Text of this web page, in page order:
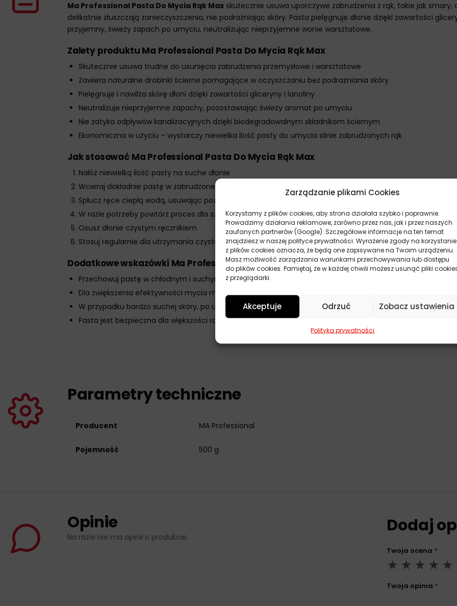
Zarządzanie plikami Cookies
Korzystamy z plików cookies, aby strona działała szybko i poprawnie.
Prowadzimy działania reklamowe, zarówno przez nas, jak i przez naszych
zaufanych partnerów (Google). Szczegółowe informacje na ten temat
znajdziesz w naszej polityce prywatności. Wyrażenie zgody na korzystanie
z plików cookies oznacza, że będą one zapisywane na Twoim urządzeniu.
Masz możliwość zarządzania warunkami przechowywania lub dostępu
do plików cookies. Pamiętaj, że w każdej chwili możesz usunąć pliki
z przeglądarki.
Akceptuje Odrzuć Zobacz ustawienia
Polityka prywatności
Ma Professional Pasta Do Mycia Rąk Max skutecznie usuwa uporczywe zabrudzenia z rąk, takie jak
delikatnie złuszczają zanieczyszczenia, nie podrażniając skóry. Pasta pielęgnuje dłonie dzięki zawartości
przyjemny, świeży zapach po umyciu, neutralizując nieprzyjemne wonie warsztatowe.
Zalety produktu Ma Professional Pasta Do Mycia Rąk Max
Skutecznie usuwa trudne do usunięcia zabrudzenia przemysłowe i warsztatowe
Zawiera naturalne drobinki ścierne pomagające w oczyszczaniu bez podrażniania skóry
Pielęgnuje i nawilża skórę dłoni dzięki zawartości gliceryny i lanoliny
Neutralizuje nieprzyjemne zapachy, pozostawiając świeży aromat po umyciu
Nie zatyka odpływów kanalizacyjnych dzięki biodegradowalnym składnikom ściernym
Ekonomiczna w użyciu – wystarczy niewielka ilość pasty do umycia silnie zabrudzonych rąk
Jak stosować Ma Professional Pasta Do Mycia Rąk Max
Nałóż niewielką ilość pasty na suche dłonie
Wcieraj dokładnie pastę w zabrudzone miejsca przez 30-60 sekund
Spłucz ręce ciepłą wodą, usuwając pozostałości pasty i zanieczyszczeń
W razie potrzeby powtórz proces dla szczególnie uporczywych zabrudzeń
Osusz dłonie czystym ręcznikiem
Stosuj regularnie dla utrzymania czystości i higieny rąk w warunkach przemysłowych
Dodatkowe wskazówki Ma Professional Pasta Do Mycia Rąk Max
Przechowuj pastę w chłodnym i suchym miejscu, chroniąc przed bezpośrednim działaniem promieni
Dla zwiększenia efektywności mycia możesz użyć szczoteczki do paznokci w trakcie wcierania pasty.
W przypadku bardzo suchej skóry, po umyciu nałóż dodatkowo krem nawilżający do rąk.
Pasta jest bezpieczna dla większości rodzajów skóry, jednak w przypadku nadwrażliwości przeprowadź
Parametry techniczne
Producent MA Professional
Pojemność 500 g
Opinie
Na razie nie ma opinii o produkcie.
Dodaj
Twoja ocena *
Twoja opinia *